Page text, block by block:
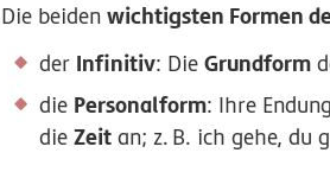
Die beidenwichtigsten Formen
der Infinitiv: DieGrundform
die Personalform: Ihre
dieZeit an; z. B. ich gehe, du